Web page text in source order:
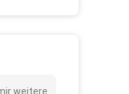
weitere